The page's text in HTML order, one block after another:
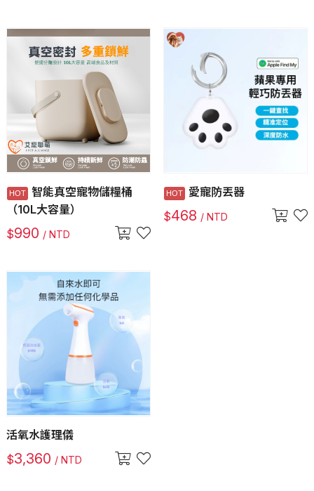
智能真空寵物儲糧桶
（10L大容量）
$990 / NTD
愛寵防丟器
$468 / NTD
活氧水護理儀
$3,360 / NTD